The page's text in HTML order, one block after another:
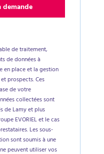
demande
de traitement,
de données à
en place et la gestion
prospects. Ces
de votre
collectées sont
de Lamy et plus
EVORIEL et le cas
Les sous-
sont soumis à une
peuvent utiliser vos